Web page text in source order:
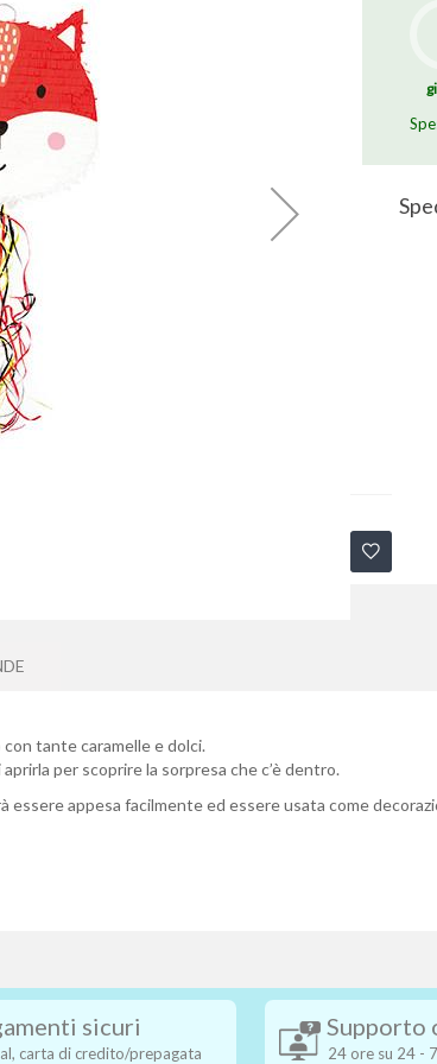
tante caramelle e dolci.
per scoprire la sorpresa che c’è dentro.
appesa facilmente ed essere usata come
sicuri
carta di credito/prepagata
Supporto
24 ore su 24 -